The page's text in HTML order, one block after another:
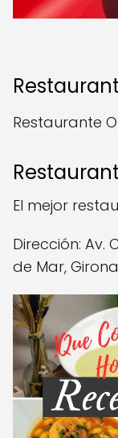
Restaurante
El mejor
Dirección: Av.
de Mar, Girona